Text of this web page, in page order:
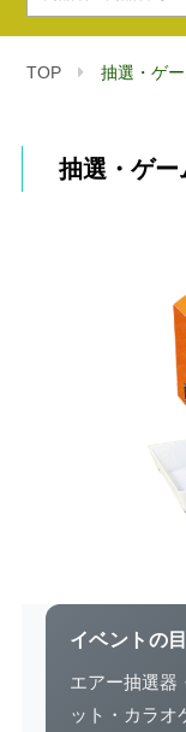
TOP 抽選・ゲ
抽選・ゲー
イベントの
エアー抽選器
ット・カラオ